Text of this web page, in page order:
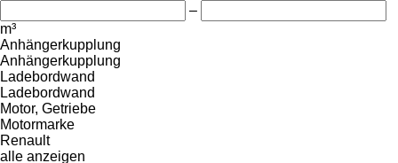
–
m³
Anhängerkupplung
Anhängerkupplung
Ladebordwand
Ladebordwand
Motor, Getriebe
Motormarke
Renault
alle anzeigen